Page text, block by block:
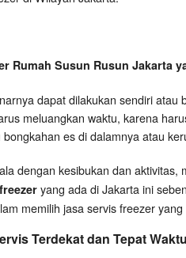
Rumah Susun Rusun Jakarta
dapat dilakukan sendiri
meluangkan waktu, karena
es di dalamnya atau
dengan kesibukan dan aktivitas,
yang ada di Jakarta ini
memilih jasa servis freezer
Terdekat dan Tepat Waktu